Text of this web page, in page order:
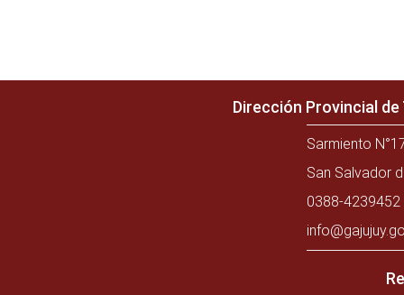
Dirección Provincial
Sarmiento
San Salvador
0388-